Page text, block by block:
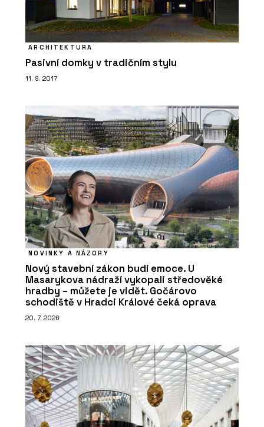
ARCHITEKTURA
Pasivní domky v tradičním stylu
11. 9. 2017
NOVINKY A NÁZORY
Nový stavební zákon budí emoce. U
Masarykova nádraží vykopali středověké
hradby – můžete je vidět. Gočárovo
schodiště v Hradci Králové čeká oprava
20. 7. 2026